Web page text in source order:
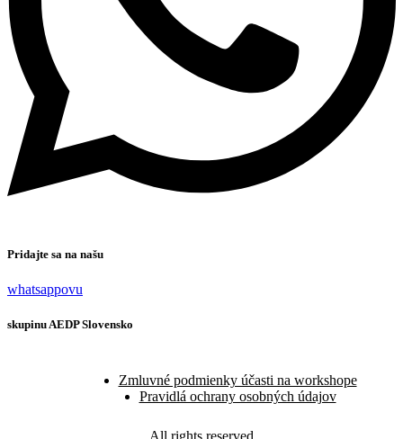
Pridajte sa na našu
whatsappovu
skupinu AEDP Slovensko
Zmluvné podmienky účasti na workshope
Pravidlá ochrany osobných údajov